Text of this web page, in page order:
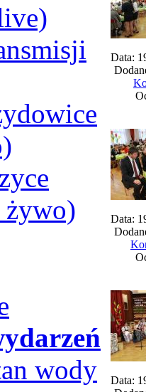
żywo)
wody
Data:
Data:
Data: